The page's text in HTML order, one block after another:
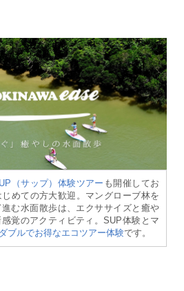
（サップ）体験ツアー も開催してお
めての方大歓迎。マングローブ林を
む水面散歩は、エクササイズと癒や
覚のアクティビティ。SUP体験とマ
ダブルでお得なエコツアー体験です。